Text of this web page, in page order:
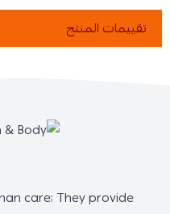
تقييمات المنتج
care; They provide